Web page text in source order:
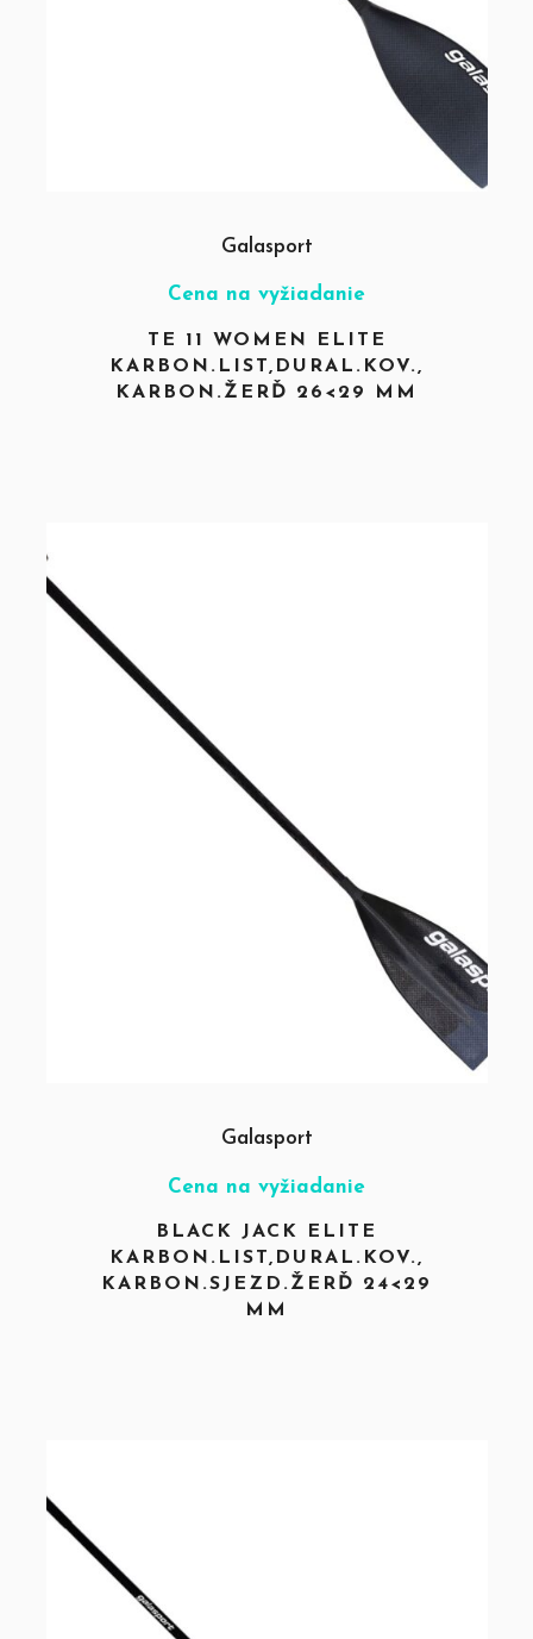
Galasport
Cena na vyžiadanie
TE 11 WOMEN ELITE
KARBON.LIST,DURAL.KOV.,
KARBON.ŽERĎ 26<29 MM
Galasport
Cena na vyžiadanie
BLACK JACK ELITE
KARBON.LIST,DURAL.KOV.,
KARBON.SJEZD.ŽERĎ 24<29
MM